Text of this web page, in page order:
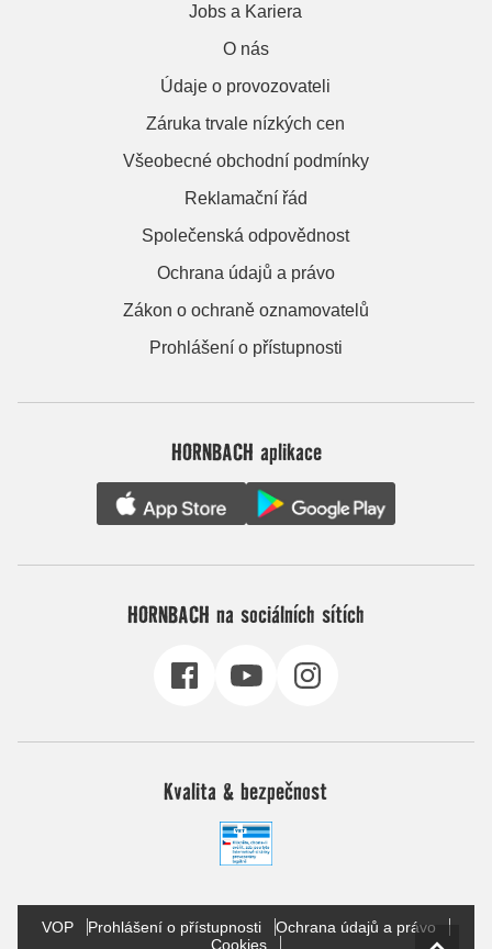
Jobs a Kariera
O nás
Údaje o provozovateli
Záruka trvale nízkých cen
Všeobecné obchodní podmínky
Reklamační řád
Společenská odpovědnost
Ochrana údajů a právo
Zákon o ochraně oznamovatelů
Prohlášení o přístupnosti
HORNBACH aplikace
HORNBACH na sociálních sítích
Kvalita & bezpečnost
VOP Prohlášení o přístupnosti
Ochrana údajů a právo
Cookies